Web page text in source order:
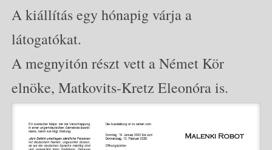
A kiállítás egy hónapig várja a
látogatókat.
A megnyitón részt vett a Német Kör
elnöke, Matkovits-Kretz Eleonóra is.